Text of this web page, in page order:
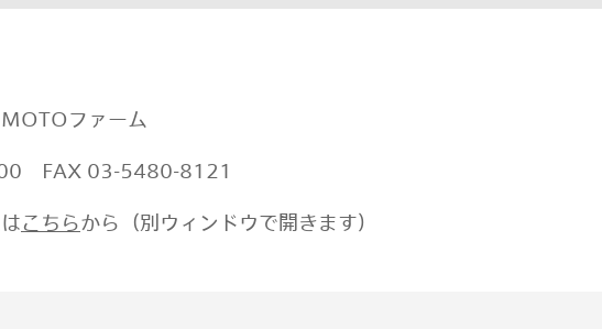
ファーム
FAX 03-5480-8121
こちらから（別ウィンドウで開きます）